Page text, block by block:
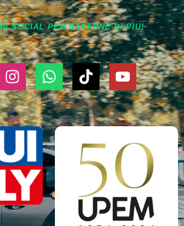
SOCIAL PER SAPERNE DI PIU!